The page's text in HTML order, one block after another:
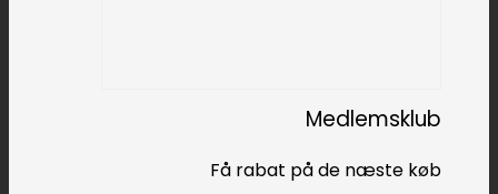
Medlemsklub
Få rabat på de næste køb